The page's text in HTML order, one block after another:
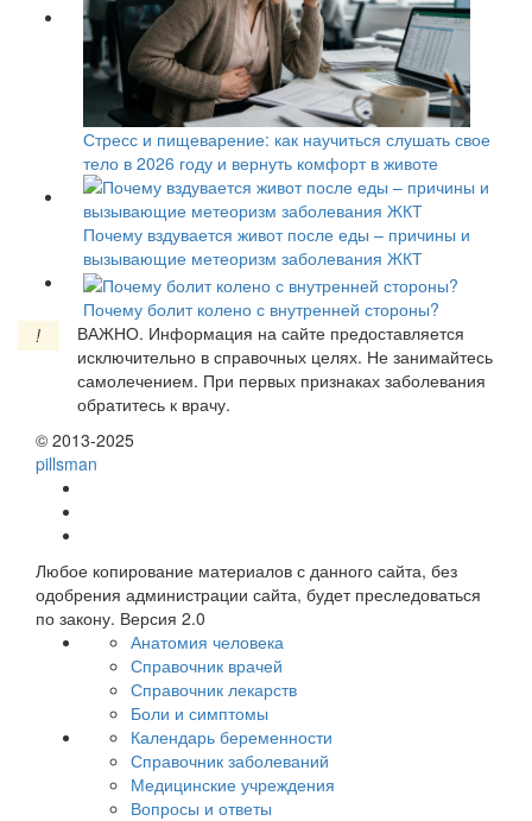
Стресс и пищеварение: как научиться слушать свое
тело в 2026 году и вернуть комфорт в животе
Почему вздувается живот после еды – причины и
вызывающие метеоризм заболевания ЖКТ
Почему болит колено с внутренней стороны?
!
ВАЖНО. Информация на сайте предоставляется
исключительно в справочных целях. Не занимайтесь
самолечением. При первых признаках заболевания
обратитесь к врачу.
© 2013-2025
pillsman
Любое копирование материалов с данного сайта, без
одобрения администрации сайта, будет преследоваться
по закону. Версия 2.0
Анатомия человека
Справочник врачей
Справочник лекарств
Боли и симптомы
Календарь беременности
Справочник заболеваний
Медицинские учреждения
Вопросы и ответы